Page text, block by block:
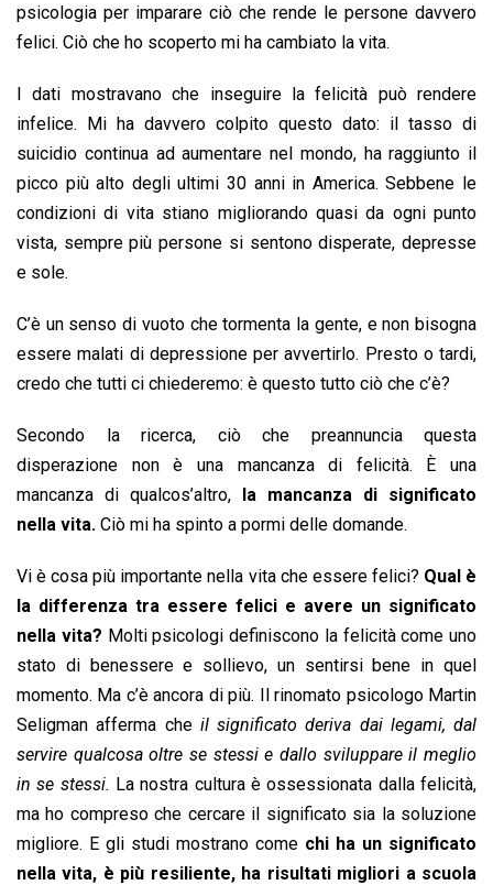
psicologia per imparare ciò che rende le persone davvero
felici. Ciò che ho scoperto mi ha cambiato la vita.
I dati mostravano che inseguire la felicità può rendere
infelice. Mi ha davvero colpito questo dato: il tasso di
suicidio continua ad aumentare nel mondo, ha raggiunto il
picco più alto degli ultimi 30 anni in America. Sebbene le
condizioni di vita stiano migliorando quasi da ogni punto
vista, sempre più persone si sentono disperate, depresse
e sole.
C’è un senso di vuoto che tormenta la gente, e non bisogna
essere malati di depressione per avvertirlo. Presto o tardi,
credo che tutti ci chiederemo: è questo tutto ciò che c’è?
Secondo la ricerca, ciò che preannuncia questa
disperazione non è una mancanza di felicità. È una
mancanza di qualcos’altro, la mancanza di significato
nella vita. Ciò mi ha spinto a pormi delle domande.
Vi è cosa più importante nella vita che essere felici? Qual è
la differenza tra essere felici e avere un significato
nella vita? Molti psicologi definiscono la felicità come uno
stato di benessere e sollievo, un sentirsi bene in quel
momento. Ma c’è ancora di più. Il rinomato psicologo Martin
Seligman afferma che il significato deriva dai legami, dal
servire qualcosa oltre se stessi e dallo sviluppare il meglio
in se stessi. La nostra cultura è ossessionata dalla felicità,
ma ho compreso che cercare il significato sia la soluzione
migliore. E gli studi mostrano come chi ha un significato
nella vita, è più resiliente, ha risultati migliori a scuola